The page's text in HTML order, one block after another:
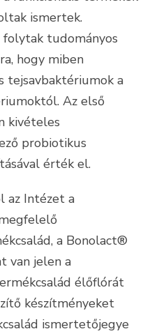
ismertek.
folytak tudományos
hogy miben
tejsavbaktériumok a
Az első
kivételes
probiotikus
érték el.
az Intézet a
a Bonolact®
van jelen a
élőflórát
készítményeket
ismertetőjegye